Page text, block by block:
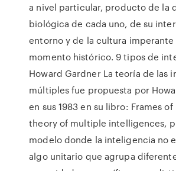
a nivel particular, producto de la
biológica de cada uno, de su
entorno y de la cultura imperante
momento histórico. 9 tipos de
Howard Gardner La teoría de las
múltiples fue propuesta por
en sus 1983 en su libro: Frames
theory of multiple intelligences,
modelo donde la inteligencia no
algo unitario que agrupa